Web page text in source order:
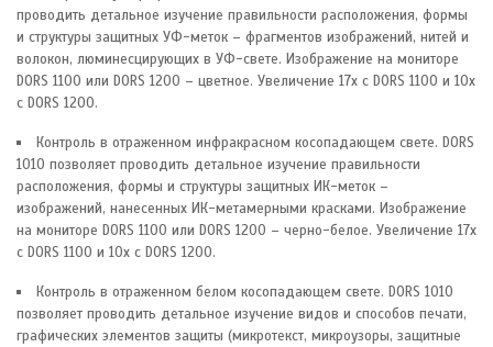
проводить детальное изучение правильности расположения, формы
и структуры защитных УФ-меток – фрагментов изображений, нитей и
волокон, люминесцирующих в УФ-свете. Изображение на мониторе
DORS 1100 или DORS 1200 – цветное. Увеличение 17х с DORS 1100 и 10x
с DORS 1200.
Контроль в отраженном инфракрасном косопадающем свете. DORS
1010 позволяет проводить детальное изучение правильности
расположения, формы и структуры защитных ИК-меток –
изображений, нанесенных ИК-метамерными красками. Изображение
на мониторе DORS 1100 или DORS 1200 – черно-белое. Увеличение 17х
с DORS 1100 и 10x с DORS 1200.
Контроль в отраженном белом косопадающем свете. DORS 1010
позволяет проводить детальное изучение видов и способов печати,
графических элементов защиты (микротекст, микроузоры, защитные